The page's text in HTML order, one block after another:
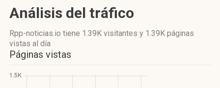
Análisis del tráfico
Rpp-noticias.io tiene 1.39K visitantes y 1.39K páginas
vistas al día
Páginas vistas